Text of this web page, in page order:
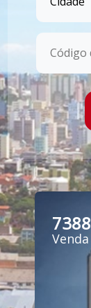
7388
Venda